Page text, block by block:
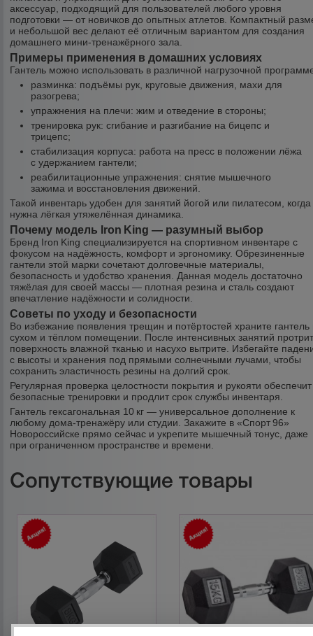
аксессуар, подходящий для пользователей любого уровня
подготовки — от новичков до опытных атлетов. Компактный
и небольшой вес делают её отличным вариантом для создания
домашнего мини‑тренажёрного зала.
Примеры применения в домашних условиях
Гантель можно использовать в различной нагрузочной
разминка: подъёмы рук, круговые движения, махи для
разогрева;
упражнения на плечи: жим и отведение в стороны;
тренировка рук: сгибание и разгибание на бицепс и
трицепс;
стабилизация корпуса: работа на пресс в положении лёжа
с удержанием гантели;
реабилитационные упражнения: снятие мышечного
зажима и восстановления движений.
Такой инвентарь удобен для занятий йогой или пилатесом, когда
нужна лёгкая утяжелённая динамика.
Почему модель Iron King — разумный выбор
Бренд Iron King специализируется на спортивном инвентаре с
фокусом на надёжность, комфорт и эргономику. Обрезиненные
гантели этой марки сочетают долговечные материалы,
безопасность и удобство хранения. Данная модель достаточно
тяжёлая для своей массы — плотная резина и сталь создают
впечатление надёжности и солидности.
Советы по уходу и безопасности
Во избежание появления трещин и потёртостей храните гантель
сухом и тёплом помещении. После интенсивных занятий
поверхность влажной тканью и насухо вытрите. Избегайте
с высоты и хранения под прямыми солнечными лучами, чтобы
сохранить эластичность резины на долгий срок.
Регулярная проверка целостности покрытия и рукояти обеспечит
безопасные тренировки и продлит срок службы инвентаря.
Гантель гексагональная 10 кг — универсальное дополнение к
любому дома‑тренажёру или студии. Закажите в «Спорт 96»
Новороссийске прямо сейчас и укрепите мышечный тонус, даже
при ограниченном пространстве и времени.
Сопутствующие товары